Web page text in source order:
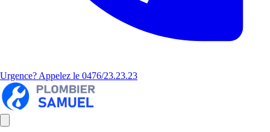
Urgence? Appelez le 0476/23.23.23